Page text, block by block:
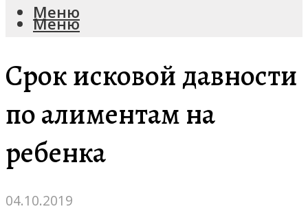
Меню
Меню
Срок исковой давности
по алиментам на
ребенка
04.10.2019